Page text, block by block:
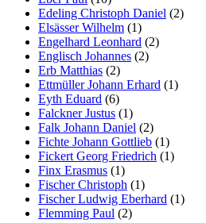
Edeling Christoph Daniel (2)
Elsässer Wilhelm (1)
Engelhard Leonhard (2)
Englisch Johannes (2)
Erb Matthias (2)
Ettmüller Johann Erhard (1)
Eyth Eduard (6)
Falckner Justus (1)
Falk Johann Daniel (2)
Fichte Johann Gottlieb (1)
Fickert Georg Friedrich (1)
Finx Erasmus (1)
Fischer Christoph (1)
Fischer Ludwig Eberhard (1)
Flemming Paul (2)